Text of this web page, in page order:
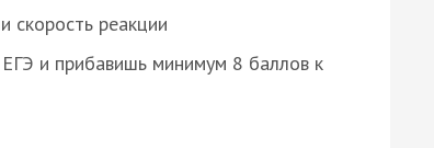
скорость реакции
и прибавишь минимум 8 баллов к